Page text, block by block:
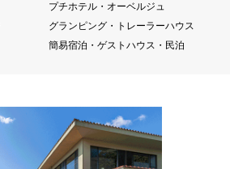
プチホテル・オーベルジュ
グランピング・トレーラーハウス
簡易宿泊・ゲストハウス・民泊